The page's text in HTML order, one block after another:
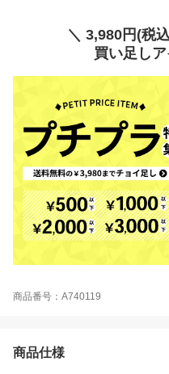
＼ 3,980円(税
買い足し
商品番号：A740119
商品仕様